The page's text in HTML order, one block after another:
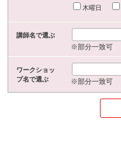
木曜日
講師名で選ぶ
※部分一致可
ワークショッ
プ名で選ぶ
※部分一致可